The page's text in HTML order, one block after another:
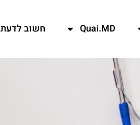
Quai.MD חשוב לדעת